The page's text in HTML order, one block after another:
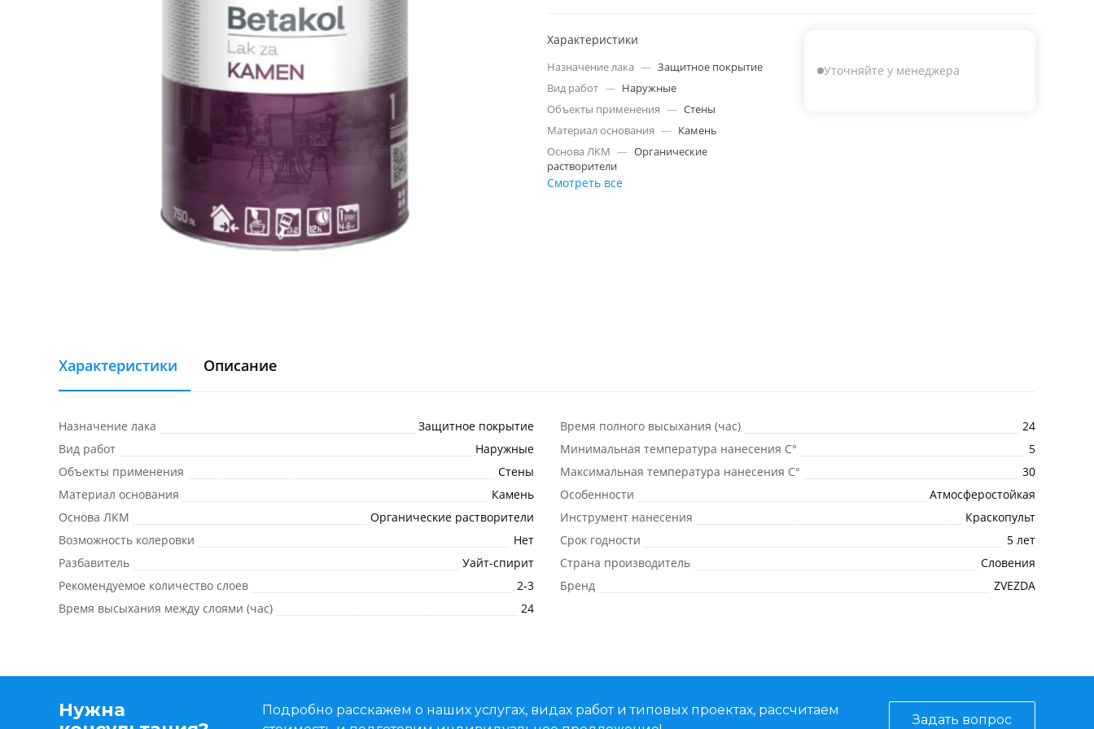
Характеристики
Назначение лака — Защитное покрытие
Вид работ — Наружные
Объекты применения — Стены
Материал основания — Камень
Основа ЛКМ — Органические
растворители
Смотреть все
Уточняйте у менеджера
Характеристики Описание
Назначение лака
Защитное покрытие
Вид работ
Наружные
Объекты применения
Стены
Материал основания
Камень
Основа ЛКМ
Органические растворители
Возможность колеровки
Нет
Разбавитель
Уайт-спирит
Рекомендуемое количество слоев
2-3
Время высыхания между слоями (час)
24
Время полного высыхания (час)
24
Минимальная температура нанесения C°
5
Максимальная температура нанесения C°
30
Особенности
Атмосферостойкая
Инструмент нанесения
Краскопульт
Срок годности
5 лет
Страна производитель
Словения
Бренд
ZVEZDA
Нужна
Подробно расскажем о наших услугах, видах работ и типовых проектах, рассчитаем
Задать вопрос